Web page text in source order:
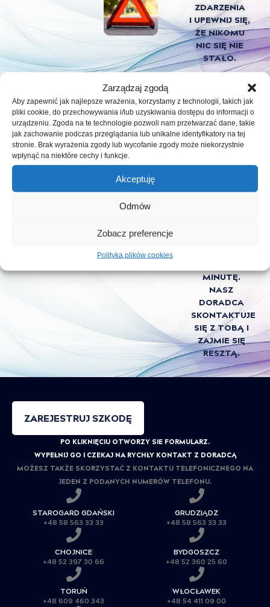
Zarządzaj zgodą
Aby zapewnić jak najlepsze wrażenia, korzystamy z technologii, takich jak
pliki cookie, do przechowywania i/lub uzyskiwania dostępu do informacji o
urządzeniu. Zgoda na te technologie pozwoli nam przetwarzać dane, takie
jak zachowanie podczas przeglądania lub unikalne identyfikatory na tej
stronie. Brak wyrażenia zgody lub wycofanie zgody może niekorzystnie
wpłynąć na niektóre cechy i funkcje.
Akceptuję
Odmów
Zobacz preferencje
Polityka plików cookies
ZDARZENIA
I UPEWNIJ SIĘ,
ŻE NIKOMU
NIC SIĘ NIE
STAŁO.
2.
ZDJĘCIA
SZKODY
I
DOKUMENTÓW
UCZESTNIKA.
3.
MINUTĘ.
NASZ
DORADCA
SKONTAKTUJE
SIĘ Z TOBĄ I
ZAJMIE SIĘ
RESZTĄ.
ZAREJESTRUJ SZKODĘ
PO KLIKNIĘCIU OTWORZY SIE FORMULARZ.
WYPEŁNIJ GO I CZEKAJ NA RYCHŁY KONTAKT Z DORADCĄ
MOŻESZ TAKŻE SKORZYSTAĆ Z KONTAKTU TELEFONICZNEGO NA
JEDEN Z PODANYCH NUMERÓW TELEFONU.
STAROGARD GDAŃSKI
+48 58 563 33 33
GRUDZIĄDZ
+48 58 563 33 33
CHOJNICE
+48 52 397 30 66
BYDGOSZCZ
+48 52 360 25 60
TORUŃ
+48 609 460 343
WŁOCŁAWEK
+48 54 411 09 00